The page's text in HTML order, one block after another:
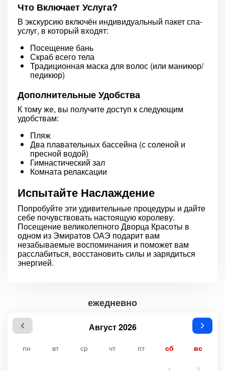
Что Включает Услуга?
В экскурсию включён индивидуальный пакет спа-
услуг, в который входят:
Посещение бань
Скраб всего тела
Традиционная маска для волос (или маникюр/
педикюр)
Дополнительные Удобства
К тому же, вы получите доступ к следующим
удобствам:
Пляж
Два плавательных бассейна (с соленой и
пресной водой)
Гимнастический зал
Комната релаксации
Испытайте Наслаждение
Попробуйте эти удивительные процедуры и дайте
себе почувствовать настоящую королеву.
Посещение великолепного Дворца Красоты в
одном из Эмиратов ОАЭ подарит вам
незабываемые воспоминания и поможет вам
расслабиться, восстановить силы и зарядиться
энергией.
ежедневно
Август 2026
пн вт ср чт пт сб вс